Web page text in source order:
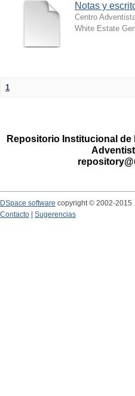
Notas y
Centro
White Estate
1
Repositorio Institucional
DSpace software copyright © 2002-2015
Contacto
Sugerencias